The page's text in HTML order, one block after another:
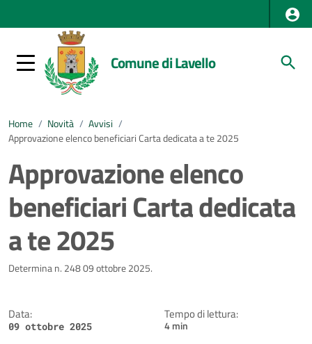
Comune di Lavello
Home / Novità / Avvisi /
Approvazione elenco beneficiari Carta dedicata a te 2025
Approvazione elenco
beneficiari Carta dedicata
a te 2025
Dettagli della notizia
Determina n. 248 09 ottobre 2025.
Data:
09 ottobre 2025
Tempo di lettura:
4 min